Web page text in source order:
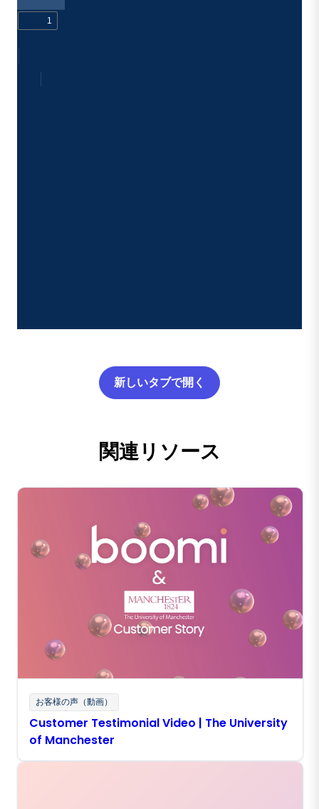
新しいタブで開く
関連リソース
お客様の声（動画）
Customer Testimonial Video | The University
of Manchester